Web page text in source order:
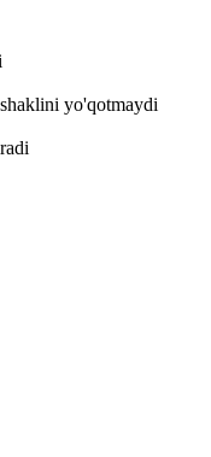
yo'qotmaydi